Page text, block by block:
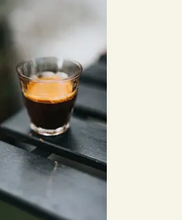
exquisite Auswahl und